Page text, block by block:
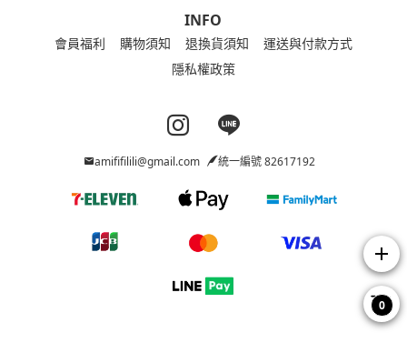
INFO
會員福利 購物須知 退換貨須知
運送與付款方式
隱私權政策
Instagram page
Line page
amififilili@gmail.com 統一編號 82617192
add
0